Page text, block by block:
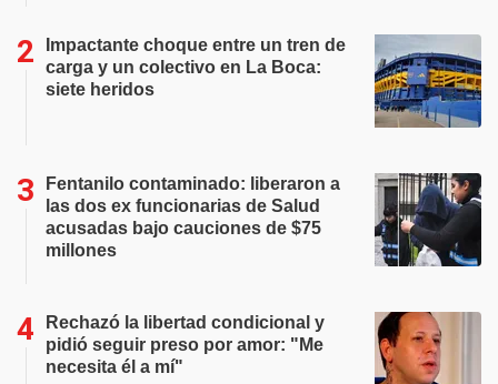
Impactante choque entre un tren de
carga y un colectivo en La Boca:
siete heridos
Fentanilo contaminado: liberaron a
las dos ex funcionarias de Salud
acusadas bajo cauciones de $75
millones
Rechazó la libertad condicional y
pidió seguir preso por amor: "Me
necesita él a mí"